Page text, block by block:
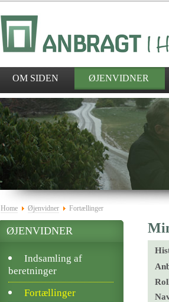
OM SIDEN ØJENVIDNER
Home Øjenvidner Fortællinger
ØJENVIDNER
Indsamling af
beretninger
Fortællinger